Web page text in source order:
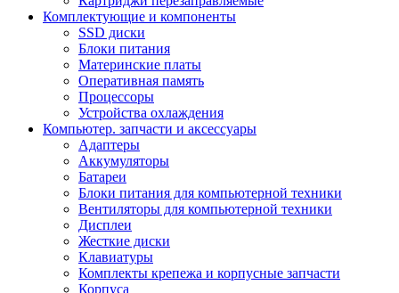
Комплектующие и компоненты
SSD диски
Блоки питания
Материнские платы
Оперативная память
Процессоры
Устройства охлаждения
Компьютер. запчасти и аксессуары
Адаптеры
Аккумуляторы
Батареи
Блоки питания для компьютерной техники
Вентиляторы для компьютерной техники
Дисплеи
Жесткие диски
Клавиатуры
Комплекты крепежа и корпусные запчасти
Корпуса